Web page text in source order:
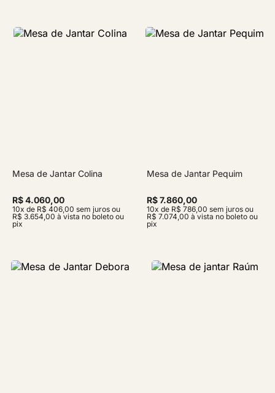
Mesa de Jantar Colina
R$ 4.060,00
10x de R$ 406,00 sem juros ou
R$ 3.654,00 à vista no boleto ou
pix
Mesa de Jantar Pequim
R$ 7.860,00
10x de R$ 786,00 sem juros ou
R$ 7.074,00 à vista no boleto ou
pix